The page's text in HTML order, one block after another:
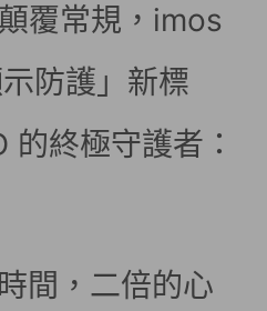
覆常規，imos
防護」新標
的終極守護者：
間，二倍的心